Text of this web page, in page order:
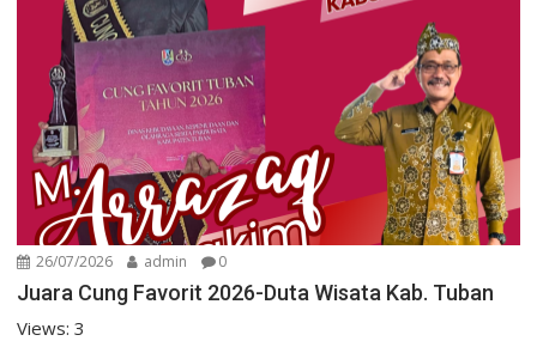
26/07/2026 admin 0
Juara Cung Favorit 2026-Duta Wisata Kab. Tuban
Views: 3